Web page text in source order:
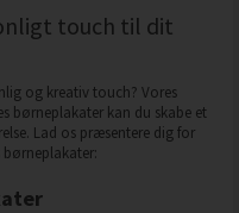
touch til dit
og kreativ touch? Vores
børneplakater kan du skabe et
Lad os præsentere dig for